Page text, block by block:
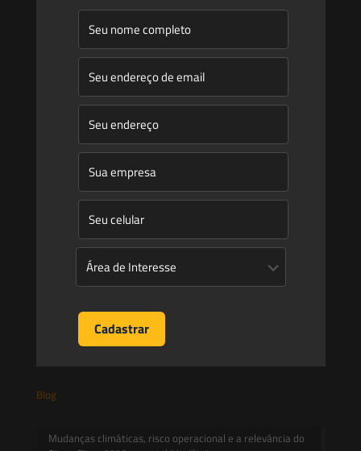
Início
Quem Somos
Atuação
Equipe
Newsletter
Publicações
Novidades Legislativas
Informativos
Contato
Blog
Mudanças climáticas, risco operacional e a relevância do